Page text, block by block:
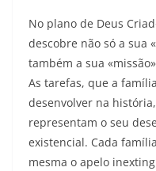
No plano de Deus
descobre não só a sua
também a sua
As tarefas, que a
desenvolver na
representam o seu
existencial. Cada
mesma o apelo